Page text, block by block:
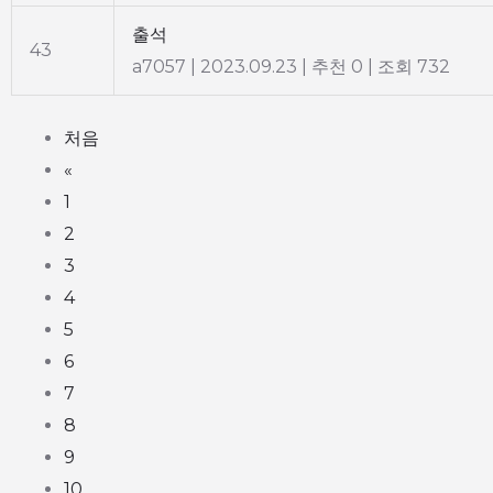
43
출석
a7057
2023.09.23 추천 0 조회 732
처음
«
1
2
3
4
5
6
7
8
9